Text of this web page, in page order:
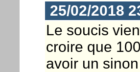
25/02/2018
Le soucis
croire que
avoir un